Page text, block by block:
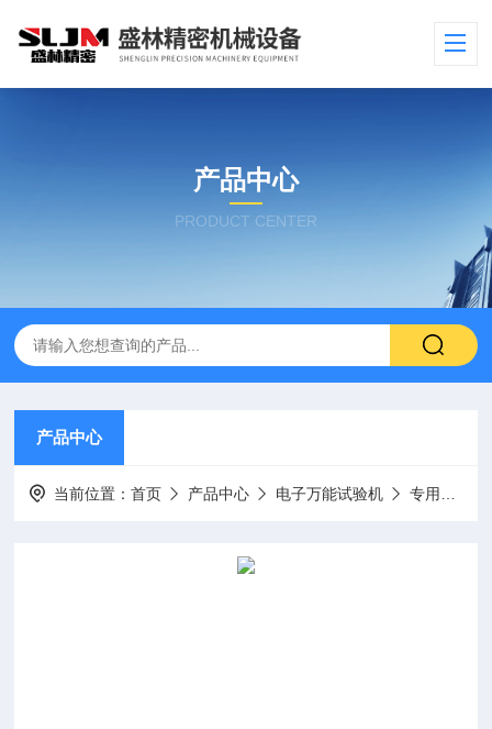
产品中心
PRODUCT CENTER
产品中心
当前位置：首页 产品中心 电子万能试验机 专用电子万能试验机